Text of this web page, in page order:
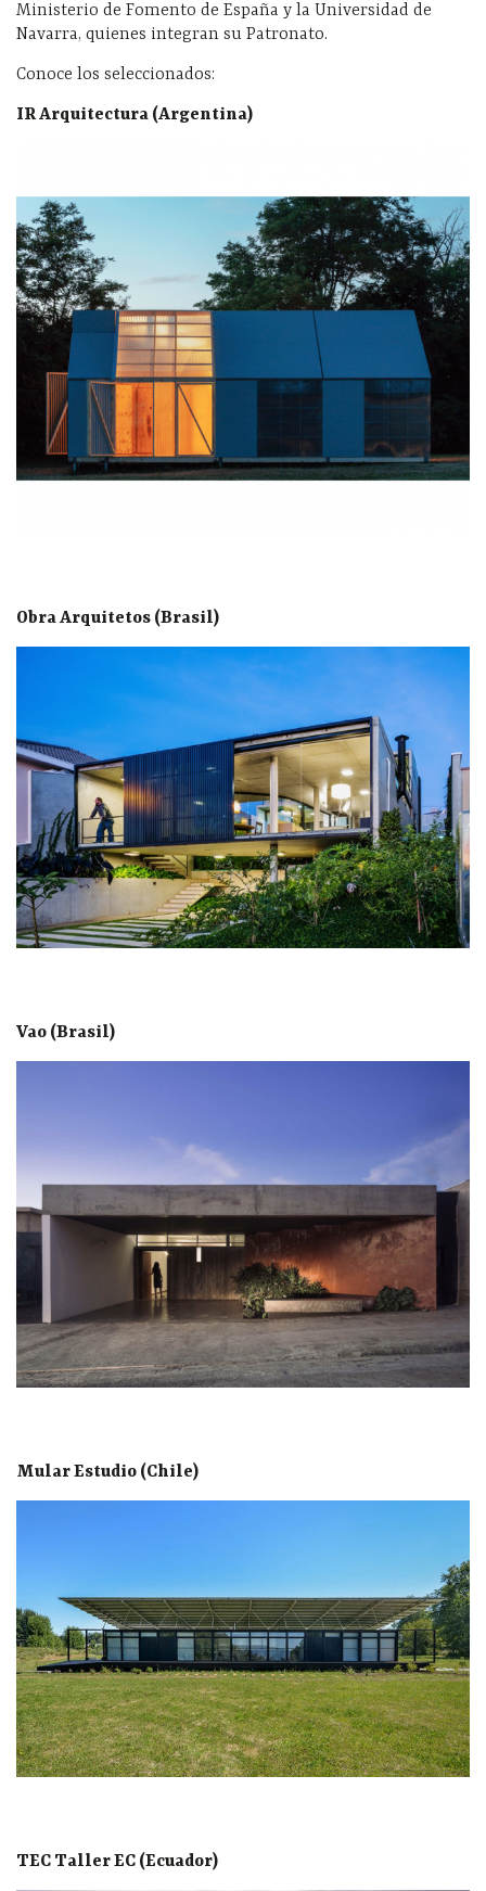
Ministerio de Fomento de España y la Universidad de
Navarra, quienes integran su Patronato.
Conoce los seleccionados:
IR Arquitectura (Argentina)
Obra Arquitetos (Brasil)
Vao (Brasil)
Mular Estudio (Chile)
TEC Taller EC (Ecuador)